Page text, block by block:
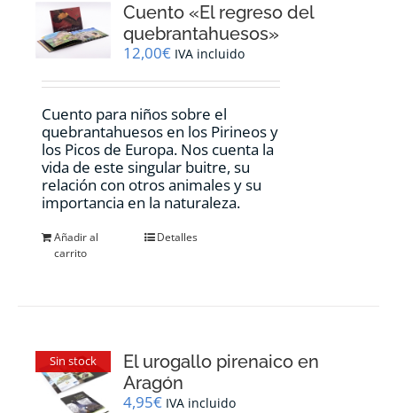
Cuento «El regreso del
quebrantahuesos»
12,00€ IVA incluido
Cuento para niños sobre el
quebrantahuesos en los Pirineos y
los Picos de Europa. Nos cuenta la
vida de este singular buitre, su
relación con otros animales y su
importancia en la naturaleza.
Añadir al
carrito
Detalles
Sin stock
El urogallo pirenaico en
Aragón
4,95€ IVA incluido